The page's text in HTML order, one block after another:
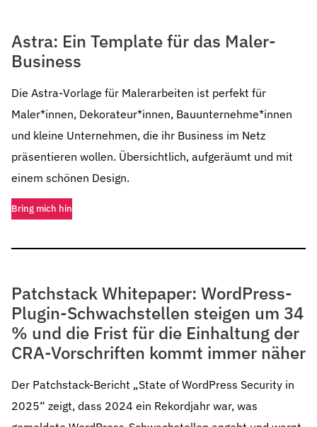
Astra: Ein Template für das Maler-
Business
Die Astra-Vorlage für Malerarbeiten ist perfekt für
Maler*innen, Dekorateur*innen, Bauunternehme*innen
und kleine Unternehmen, die ihr Business im Netz
präsentieren wollen. Übersichtlich, aufgeräumt und mit
einem schönen Design.
Bring mich hin
Patchstack Whitepaper: WordPress-
Plugin-Schwachstellen steigen um 34
% und die Frist für die Einhaltung der
CRA-Vorschriften kommt immer näher
Der Patchstack-Bericht „State of WordPress Security in
2025“ zeigt, dass 2024 ein Rekordjahr war, was